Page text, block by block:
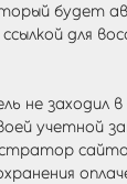
будет
для
не заходил
учетной